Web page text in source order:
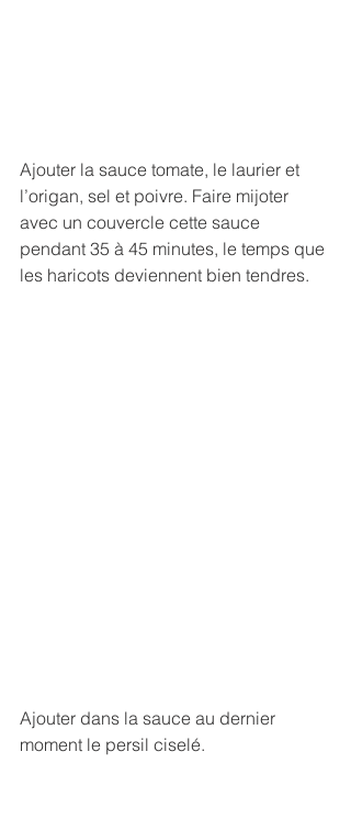
Ajouter la sauce tomate, le laurier et
l’origan, sel et poivre. Faire mijoter
avec un couvercle cette sauce
pendant 35 à 45 minutes, le temps que
les haricots deviennent bien tendres.
Ajouter dans la sauce au dernier
moment le persil ciselé.